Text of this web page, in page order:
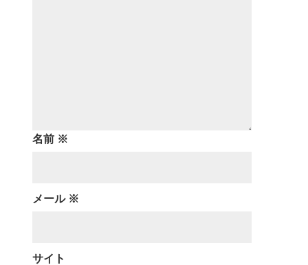
名前 ※
メール ※
サイト